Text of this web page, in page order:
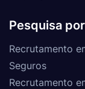
Pesquisa
Recrutamento
Seguros
Recrutamento